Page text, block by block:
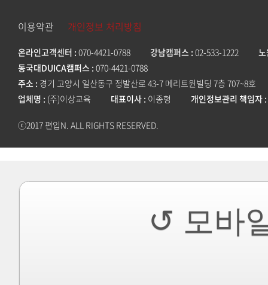
이용약관 개인정보 처리방침
온라인고객센터 070-4421-0788 강남캠퍼스 02-533-1222
동국대DUICA캠퍼스 070-4421-0788
주소 경기 고양시 일산동구 정발산로 43-7 메리트윈빌딩 7층 707~8호
업체명 (주)이상교육 대표이사 이종형 개인정보관리 책임자
ⓒ2017 편입N. ALL RIGHTS RESERVED.
↺ 모바